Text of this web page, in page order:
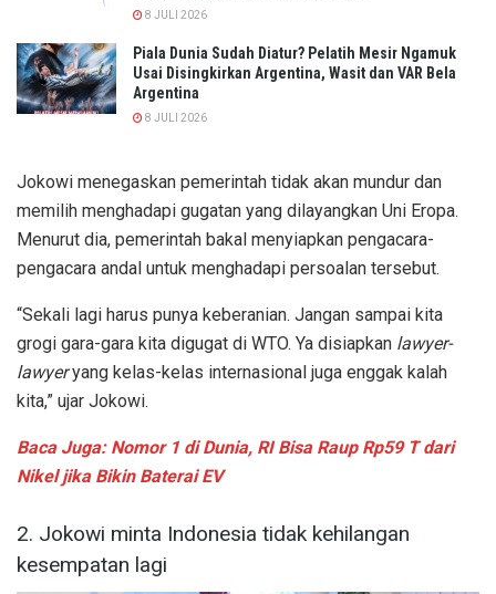
8 JULI 2026
Piala Dunia Sudah Diatur? Pelatih Mesir Ngamuk
Usai Disingkirkan Argentina, Wasit dan VAR Bela
Argentina
8 JULI 2026
Jokowi menegaskan pemerintah tidak akan mundur dan
memilih menghadapi gugatan yang dilayangkan Uni Eropa.
Menurut dia, pemerintah bakal menyiapkan pengacara-
pengacara andal untuk menghadapi persoalan tersebut.
“Sekali lagi harus punya keberanian. Jangan sampai kita
grogi gara-gara kita digugat di WTO. Ya disiapkan lawyer-
lawyeryang kelas-kelas internasional juga enggak kalah
kita,” ujar Jokowi.
Baca Juga: Nomor 1 di Dunia, RI Bisa Raup Rp59 T dari
Nikel jika Bikin Baterai EV
2. Jokowi minta Indonesia tidak kehilangan
kesempatan lagi